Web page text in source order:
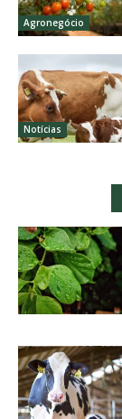
Agronegócio
Notícias